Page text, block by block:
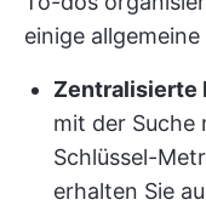
einige
Zentralisierte
mit der Suche
Schlüssel-
erhalten Sie